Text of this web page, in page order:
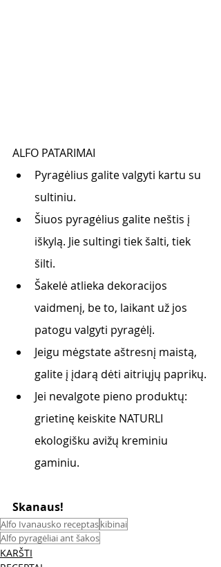
ALFO PATARIMAI
Pyragėlius galite valgyti kartu su
sultiniu.
Šiuos pyragėlius galite neštis į
iškylą. Jie sultingi tiek šalti, tiek
šilti.
Šakelė atlieka dekoracijos
vaidmenį, be to, laikant už jos
patogu valgyti pyragėlį.
Jeigu mėgstate aštresnį maistą,
galite į įdarą dėti aitriųjų paprikų.
Jei nevalgote pieno produktų:
grietinę keiskite NATURLI
ekologišku avižų kreminiu
gaminiu.
Skanaus!
Alfo Ivanausko receptaskibinai
Alfo pyragėliai ant šakos
KARŠTI